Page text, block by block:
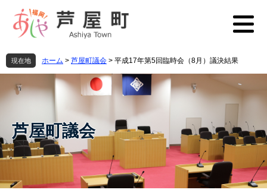
先
頭
す
を
飛
し
へ
現在地 ホーム > 芦屋町議会 > 平成17年第5回臨時会（8月）議決結果
芦屋町議会